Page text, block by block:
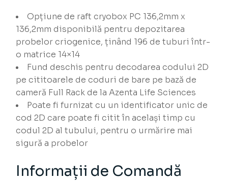
Opțiune de raft cryobox PC 136,2mm x
136,2mm disponibilă pentru depozitarea
probelor criogenice, ținând 196 de tuburi într-
o matrice 14×14
Fund deschis pentru decodarea codului 2D
pe cititoarele de coduri de bare pe bază de
cameră Full Rack de la Azenta Life Sciences
Poate fi furnizat cu un identificator unic de
cod 2D care poate fi citit în același timp cu
codul 2D al tubului, pentru o urmărire mai
sigură a probelor
Informații de Comandă